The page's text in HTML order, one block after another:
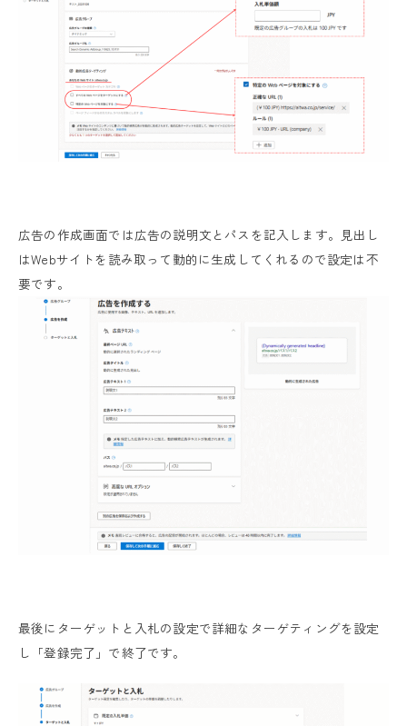
広告の作成画面では広告の説明文とパスを記入します。見出し
はWebサイトを読み取って動的に生成してくれるので設定は不
要です。
最後にターゲットと入札の設定で詳細なターゲティングを設定
し「登録完了」で終了です。